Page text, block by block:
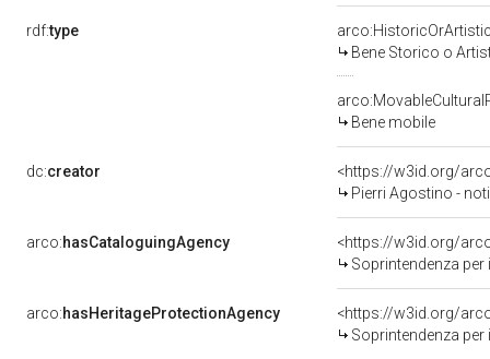
rdf:type
Bene Storico o
Bene mobile
dc:creator
<https://w3id.org/
Pierri Agostino -
arco:hasCataloguingAgency
<https://w3id.org/
Soprintendenza
arco:hasHeritageProtectionAgency
<https://w3id.org/
Soprintendenza